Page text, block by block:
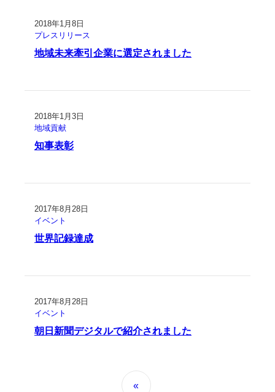
2018年1月8日
プレスリリース
地域未来牽引企業に選定されました
2018年1月3日
地域貢献
知事表彰
2017年8月28日
イベント
世界記録達成
2017年8月28日
イベント
朝日新聞デジタルで紹介されました
«